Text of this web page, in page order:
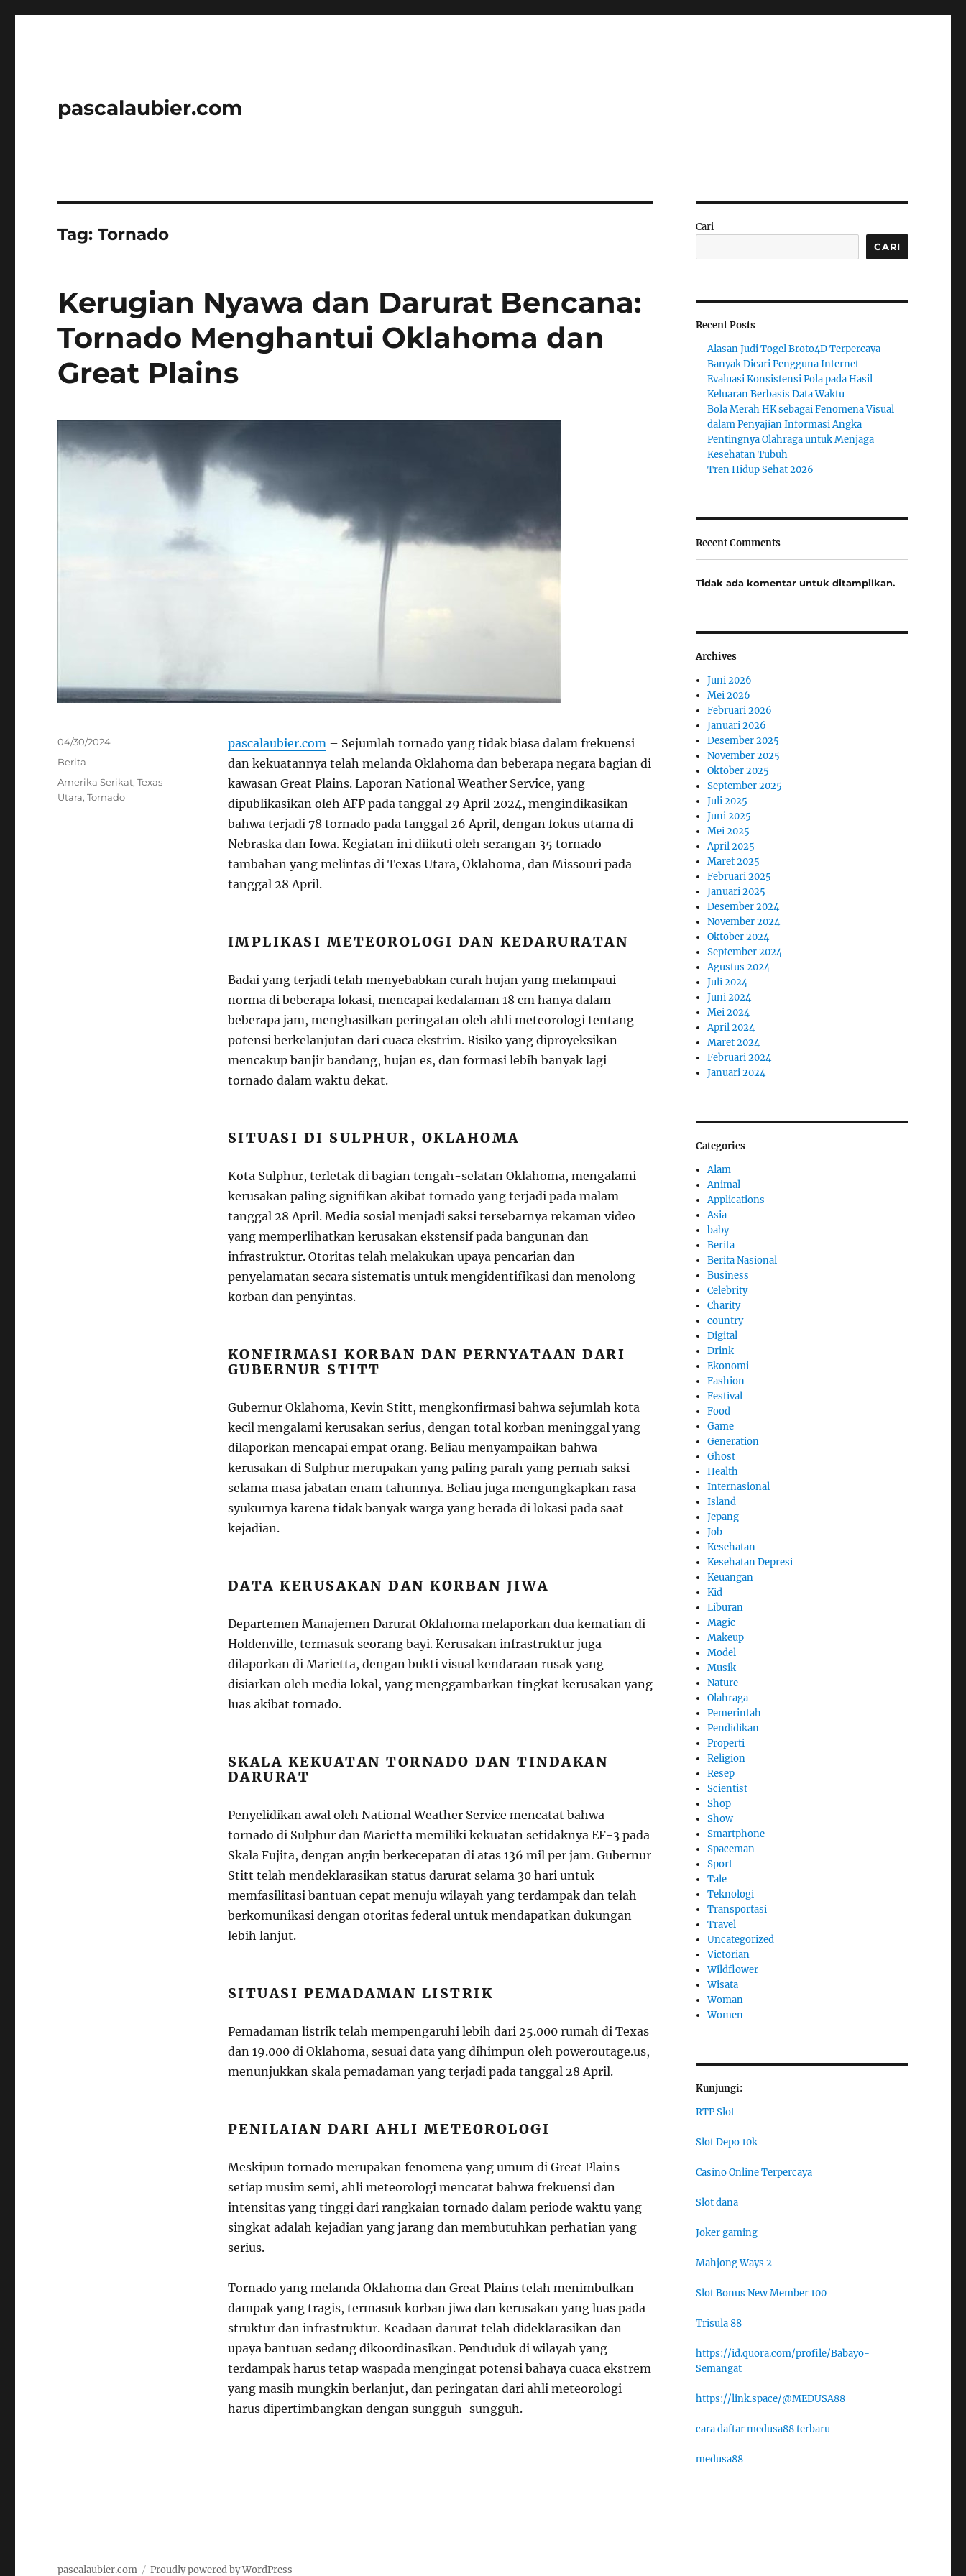
pascalaubier.com
Tag:Tornado
Kerugian Nyawa dan Darurat Bencana:
Tornado Menghantui Oklahoma dan
Great Plains
pascalaubier.com – Sejumlah tornado yang tidak biasa dalam frekuensi
dan kekuatannya telah melanda Oklahoma dan beberapa negara bagian di
kawasan Great Plains. Laporan National Weather Service, yang
dipublikasikan oleh AFP pada tanggal 29 April 2024, mengindikasikan
bahwa terjadi 78 tornado pada tanggal 26 April, dengan fokus utama di
Nebraska dan Iowa. Kegiatan ini diikuti oleh serangan 35 tornado
tambahan yang melintas di Texas Utara, Oklahoma, dan Missouri pada
tanggal 28 April.
IMPLIKASI METEOROLOGI DAN KEDARURATAN
Badai yang terjadi telah menyebabkan curah hujan yang melampaui
norma di beberapa lokasi, mencapai kedalaman 18 cm hanya dalam
beberapa jam, menghasilkan peringatan oleh ahli meteorologi tentang
potensi berkelanjutan dari cuaca ekstrim. Risiko yang diproyeksikan
mencakup banjir bandang, hujan es, dan formasi lebih banyak lagi
tornado dalam waktu dekat.
SITUASI DI SULPHUR, OKLAHOMA
Kota Sulphur, terletak di bagian tengah-selatan Oklahoma, mengalami
kerusakan paling signifikan akibat tornado yang terjadi pada malam
tanggal 28 April. Media sosial menjadi saksi tersebarnya rekaman video
yang memperlihatkan kerusakan ekstensif pada bangunan dan
infrastruktur. Otoritas telah melakukan upaya pencarian dan
penyelamatan secara sistematis untuk mengidentifikasi dan menolong
korban dan penyintas.
KONFIRMASI KORBAN DAN PERNYATAAN DARI
GUBERNUR STITT
Gubernur Oklahoma, Kevin Stitt, mengkonfirmasi bahwa sejumlah kota
kecil mengalami kerusakan serius, dengan total korban meninggal yang
dilaporkan mencapai empat orang. Beliau menyampaikan bahwa
kerusakan di Sulphur merupakan yang paling parah yang pernah saksi
selama masa jabatan enam tahunnya. Beliau juga mengungkapkan rasa
syukurnya karena tidak banyak warga yang berada di lokasi pada saat
kejadian.
DATA KERUSAKAN DAN KORBAN JIWA
Departemen Manajemen Darurat Oklahoma melaporkan dua kematian di
Holdenville, termasuk seorang bayi. Kerusakan infrastruktur juga
dilaporkan di Marietta, dengan bukti visual kendaraan rusak yang
disiarkan oleh media lokal, yang menggambarkan tingkat kerusakan yang
luas akibat tornado.
SKALA KEKUATAN TORNADO DAN TINDAKAN
DARURAT
Penyelidikan awal oleh National Weather Service mencatat bahwa
tornado di Sulphur dan Marietta memiliki kekuatan setidaknya EF-3 pada
Skala Fujita, dengan angin berkecepatan di atas 136 mil per jam. Gubernur
Stitt telah mendeklarasikan status darurat selama 30 hari untuk
memfasilitasi bantuan cepat menuju wilayah yang terdampak dan telah
berkomunikasi dengan otoritas federal untuk mendapatkan dukungan
lebih lanjut.
SITUASI PEMADAMAN LISTRIK
Pemadaman listrik telah mempengaruhi lebih dari 25.000 rumah di Texas
dan 19.000 di Oklahoma, sesuai data yang dihimpun oleh poweroutage.us,
menunjukkan skala pemadaman yang terjadi pada tanggal 28 April.
PENILAIAN DARI AHLI METEOROLOGI
Meskipun tornado merupakan fenomena yang umum di Great Plains
setiap musim semi, ahli meteorologi mencatat bahwa frekuensi dan
intensitas yang tinggi dari rangkaian tornado dalam periode waktu yang
singkat adalah kejadian yang jarang dan membutuhkan perhatian yang
serius.
Tornado yang melanda Oklahoma dan Great Plains telah menimbulkan
dampak yang tragis, termasuk korban jiwa dan kerusakan yang luas pada
struktur dan infrastruktur. Keadaan darurat telah dideklarasikan dan
upaya bantuan sedang dikoordinasikan. Penduduk di wilayah yang
terdampak harus tetap waspada mengingat potensi bahaya cuaca ekstrem
yang masih mungkin berlanjut, dan peringatan dari ahli meteorologi
harus dipertimbangkan dengan sungguh-sungguh.
Posted
04/30/2024
Categories
Berita
Tags
Amerika Serikat,Texas
Utara,Tornado
Cari
CARI
Recent Posts
Alasan Judi Togel Broto4D Terpercaya
Banyak Dicari Pengguna Internet
Evaluasi Konsistensi Pola pada Hasil
Keluaran Berbasis Data Waktu
Bola Merah HK sebagai Fenomena Visual
dalam Penyajian Informasi Angka
Pentingnya Olahraga untuk Menjaga
Kesehatan Tubuh
Tren Hidup Sehat 2026
Recent Comments
Tidak ada komentar untuk ditampilkan.
Archives
Juni 2026
Mei 2026
Februari 2026
Januari 2026
Desember 2025
November 2025
Oktober 2025
September 2025
Juli 2025
Juni 2025
Mei 2025
April 2025
Maret 2025
Februari 2025
Januari 2025
Desember 2024
November 2024
Oktober 2024
September 2024
Agustus 2024
Juli 2024
Juni 2024
Mei 2024
April 2024
Maret 2024
Februari 2024
Januari 2024
Categories
Alam
Animal
Applications
Asia
baby
Berita
Berita Nasional
Business
Celebrity
Charity
country
Digital
Drink
Ekonomi
Fashion
Festival
Food
Game
Generation
Ghost
Health
Internasional
Island
Jepang
Job
Kesehatan
Kesehatan Depresi
Keuangan
Kid
Liburan
Magic
Makeup
Model
Musik
Nature
Olahraga
Pemerintah
Pendidikan
Properti
Religion
Resep
Scientist
Shop
Show
Smartphone
Spaceman
Sport
Tale
Teknologi
Transportasi
Travel
Uncategorized
Victorian
Wildflower
Wisata
Woman
Women
Kunjungi:
RTP Slot
Slot Depo 10k
Casino Online Terpercaya
Slot dana
Joker gaming
Mahjong Ways 2
Slot Bonus New Member 100
Trisula 88
https://id.quora.com/profile/Babayo-
Semangat
https://link.space/@MEDUSA88
cara daftar medusa88 terbaru
medusa88
pascalaubier.com Proudly powered by WordPress